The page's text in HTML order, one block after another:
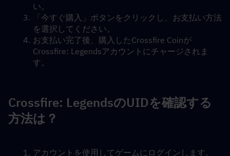
い。
「今すぐ購入」ボタンをクリックし、お支払い方法
を選択してください。
お支払い完了後、購入したCrossfire Coinが
Crossfire: Legendsアカウントにチャージされま
す。
Crossfire: LegendsのUIDを確認する
方法は？
アカウントを使用してゲームにログインします。